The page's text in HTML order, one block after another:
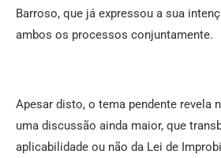
Barroso, que já expressou a sua
ambos os processos conjuntamente.
Apesar disto, o tema pendente revela
uma discussão ainda maior, que
aplicabilidade ou não da Lei de